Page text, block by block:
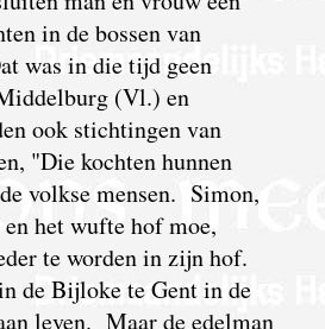
in de bossen van
was in die tijd geen
(Vl.) en
ook stichtingen van
"Die kochten hunnen
volkse mensen. Simon,
het wufte hof moe,
te worden in zijn hof.
de Bijloke te Gent in de
leven. Maar de edelman